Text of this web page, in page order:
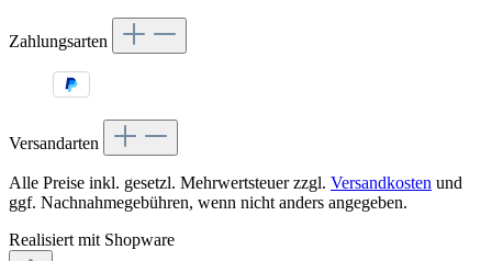
Zahlungsarten
Versandarten
Alle Preise inkl. gesetzl. Mehrwertsteuer zzgl. Versandkosten und
ggf. Nachnahmegebühren, wenn nicht anders angegeben.
Realisiert mit Shopware